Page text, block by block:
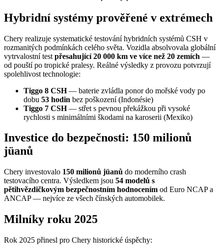
Hybridní systémy prověřené v extrémech
Chery realizuje systematické testování hybridních systémů CSH v
rozmanitých podmínkách celého světa. Vozidla absolvovala globální
vytrvalostní test přesahující 20 000 km ve více než 20 zemích —
od pouští po tropické pralesy. Reálné výsledky z provozu potvrzují
spolehlivost technologie:
Tiggo 8 CSH— baterie zvládla ponor do mořské vody po
dobu 53 hodin bez poškození (Indonésie)
Tiggo 7 CSH— střet s pevnou překážkou při vysoké
rychlosti s minimálními škodami na karoserii (Mexiko)
Investice do bezpečnosti: 150 milionů
jüanů
Chery investovalo 150 milionů jüanů do moderního crash
testovacího centra. Výsledkem jsou 54 modelů s
pětihvězdičkovým bezpečnostním hodnocením od Euro NCAP a
ANCAP — nejvíce ze všech čínských automobilek.
Milníky roku 2025
Rok 2025 přinesl pro Chery historické úspěchy: